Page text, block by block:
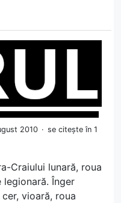
2010
se citește în 1
Craiului lunară, roua
Înger
vioară, roua